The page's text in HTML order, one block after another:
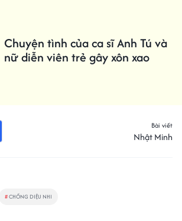
Chuyện tình của ca sĩ Anh Tú và
nữ diễn viên trẻ gây xôn xao
Bài viết
Nhật Minh
#CHỒNG DIỆU NHI